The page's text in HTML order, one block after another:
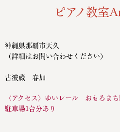
ピアノ教室
沖縄県那覇市天久
（詳細はお問い合わせください）
古波蔵 春加
〈アクセス〉ゆいレール おもろま
駐車場1台分あり